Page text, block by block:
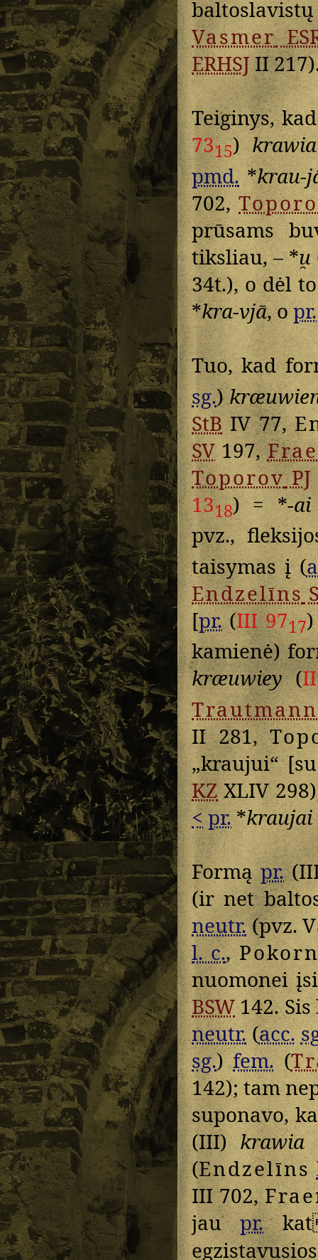
Vasmer
ERHSJII
Teiginys,
7315)krawia
pmd.*krau-
702,
prūsams
tiksliau, – *u̯
34t.), o dėl
*kra-vjā, opr.
Tuo, kad
sg.)
StBIV 77,
SV197,
ToporovPJ
1318) = *-ai
pvz.,
taisymas į (
Endzelīns
[pr.(III 9717
kamienė)
kræuwiey(
Trautmann
II 281,
„kraujui“
KZXLIV
<pr.*kraujai
Formąpr.
(ir net
neutr.(pvz.
l. c.,
nuomonei
BSW142.
neutr.(acc.
sg.)fem.(
142); tam
suponavo,
(III)krawia
(Endzelīns
III 702,
jaupr.kat